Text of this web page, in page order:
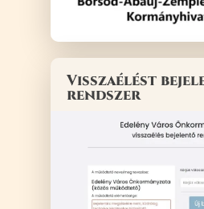
Visszaélést
rendszer